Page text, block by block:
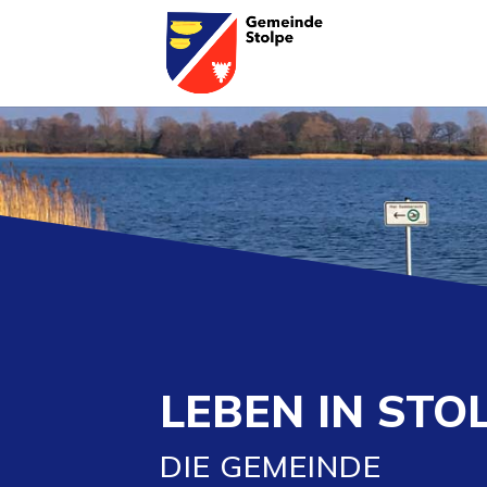
LEBEN IN
DIE GEMEINDE